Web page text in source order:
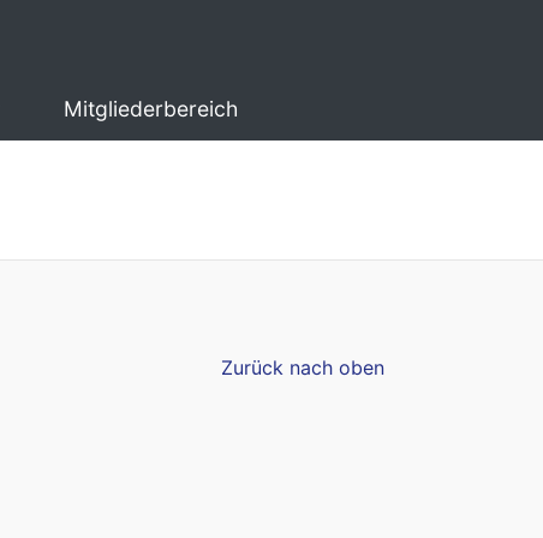
Mitgliederbereich
Zurück nach oben